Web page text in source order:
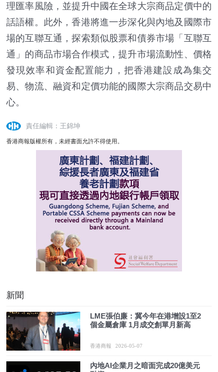
理匯率風險，並提升中國在全球大宗商品定價中的
話語權。此外，香港將進一步深化與內地及國際市
場的互聯互通，探索類似股票和債券市場「互聯互
通」的商品市場合作模式，提升市場流動性、價格
發現效率和資金配置能力，把香港建設成為集交
易、物流、融資和定價功能的國際大宗商品交易中
心。
責任編輯：王錦坤
香港商報版權所有，未經書面允許不得使用。
新聞
LME張伯廉：冀今年在港增設1至2
個金屬倉庫 1月成交創單月新高
香港商報 2026-05-07
內地AI企業月之暗面完成20億美元